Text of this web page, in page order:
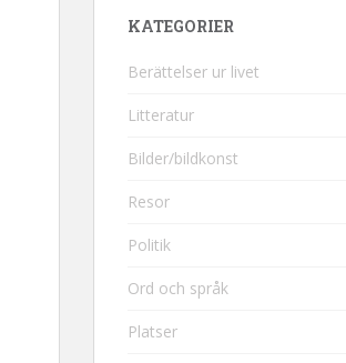
KATEGORIER
Berättelser ur livet
Litteratur
Bilder/bildkonst
Resor
Politik
Ord och språk
Platser